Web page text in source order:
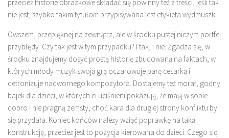
przecież historie obrazkowe składać się powinny też z treści, jeśli tak
nie jest, szybko takim tytułom przypisywana jest etykieta wydmuszki.
Owszem, przepięknej na zewnątrz, ale w środku pustej niczym portfel
przybłędy. Czy tak jest w tym przypadku? I tak, i nie. Zgadza się, w
środku znajdujemy dosyć prostą historię zbudowaną na faktach, w
których młody muzyk swoją grą oczarowuje parę cesarką i
detronizuje nadwornego kompozytora. Dostajemy też morał, godny
bajek dla dzieci, w których ci uciśnieni pokazują, że mają w sobie
dobro i nie pragną zemsty, choć kara dla drugiej strony konfliktu by
się przydała. Koniec końców należy wziąć poprawkę na taką
konstrukcję, przecież jest to pozycja kierowana do dzieci. Czego się